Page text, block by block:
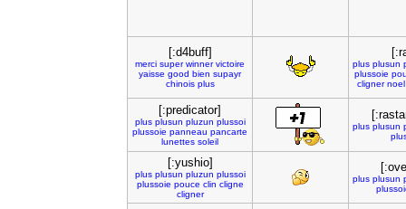
[:d4buff]
merci super winner victoire
yaisse good bien supayr
chinois plus
plus plusun
plussoie
cligner noel
[:predicator]
plus plusun pluzun plussoi
plussoie panneau pancarte
lunettes soleil
plus plusun
[:yushio]
plus plusun pluzun plussoi
plussoie pouce clin cligne
cligner
plus plusun